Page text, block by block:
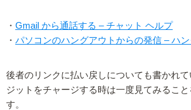
・ Gmail から通話する – チャット ヘルプ
・ パソコンのハングアウトからの発信 – ハ
後者のリンクに払い戻しについても書かれ
ジットをチャージする時は一度見てみること
す。